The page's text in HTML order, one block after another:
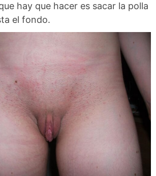
hay que hacer es sacar la polla
el fondo.